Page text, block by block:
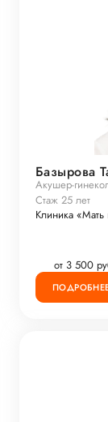
Базырова
Акушер-
Стаж 25 лет
Клиника «Мать
от 3 500